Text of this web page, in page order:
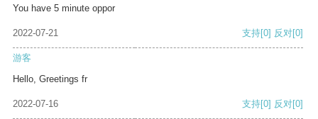
You have 5 minute oppor
2022-07-21 支持[0] 反对[0]
游客
Hello, Greetings fr
2022-07-16 支持[0] 反对[0]